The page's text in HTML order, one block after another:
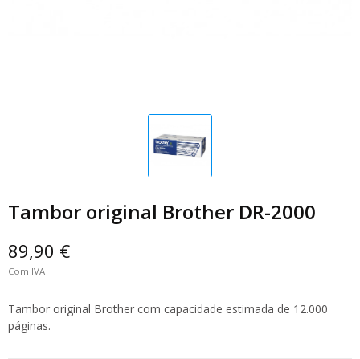
Tambor original Brother DR-2000
89,90 €
Com IVA
Tambor original Brother com capacidade estimada de 12.000
páginas.